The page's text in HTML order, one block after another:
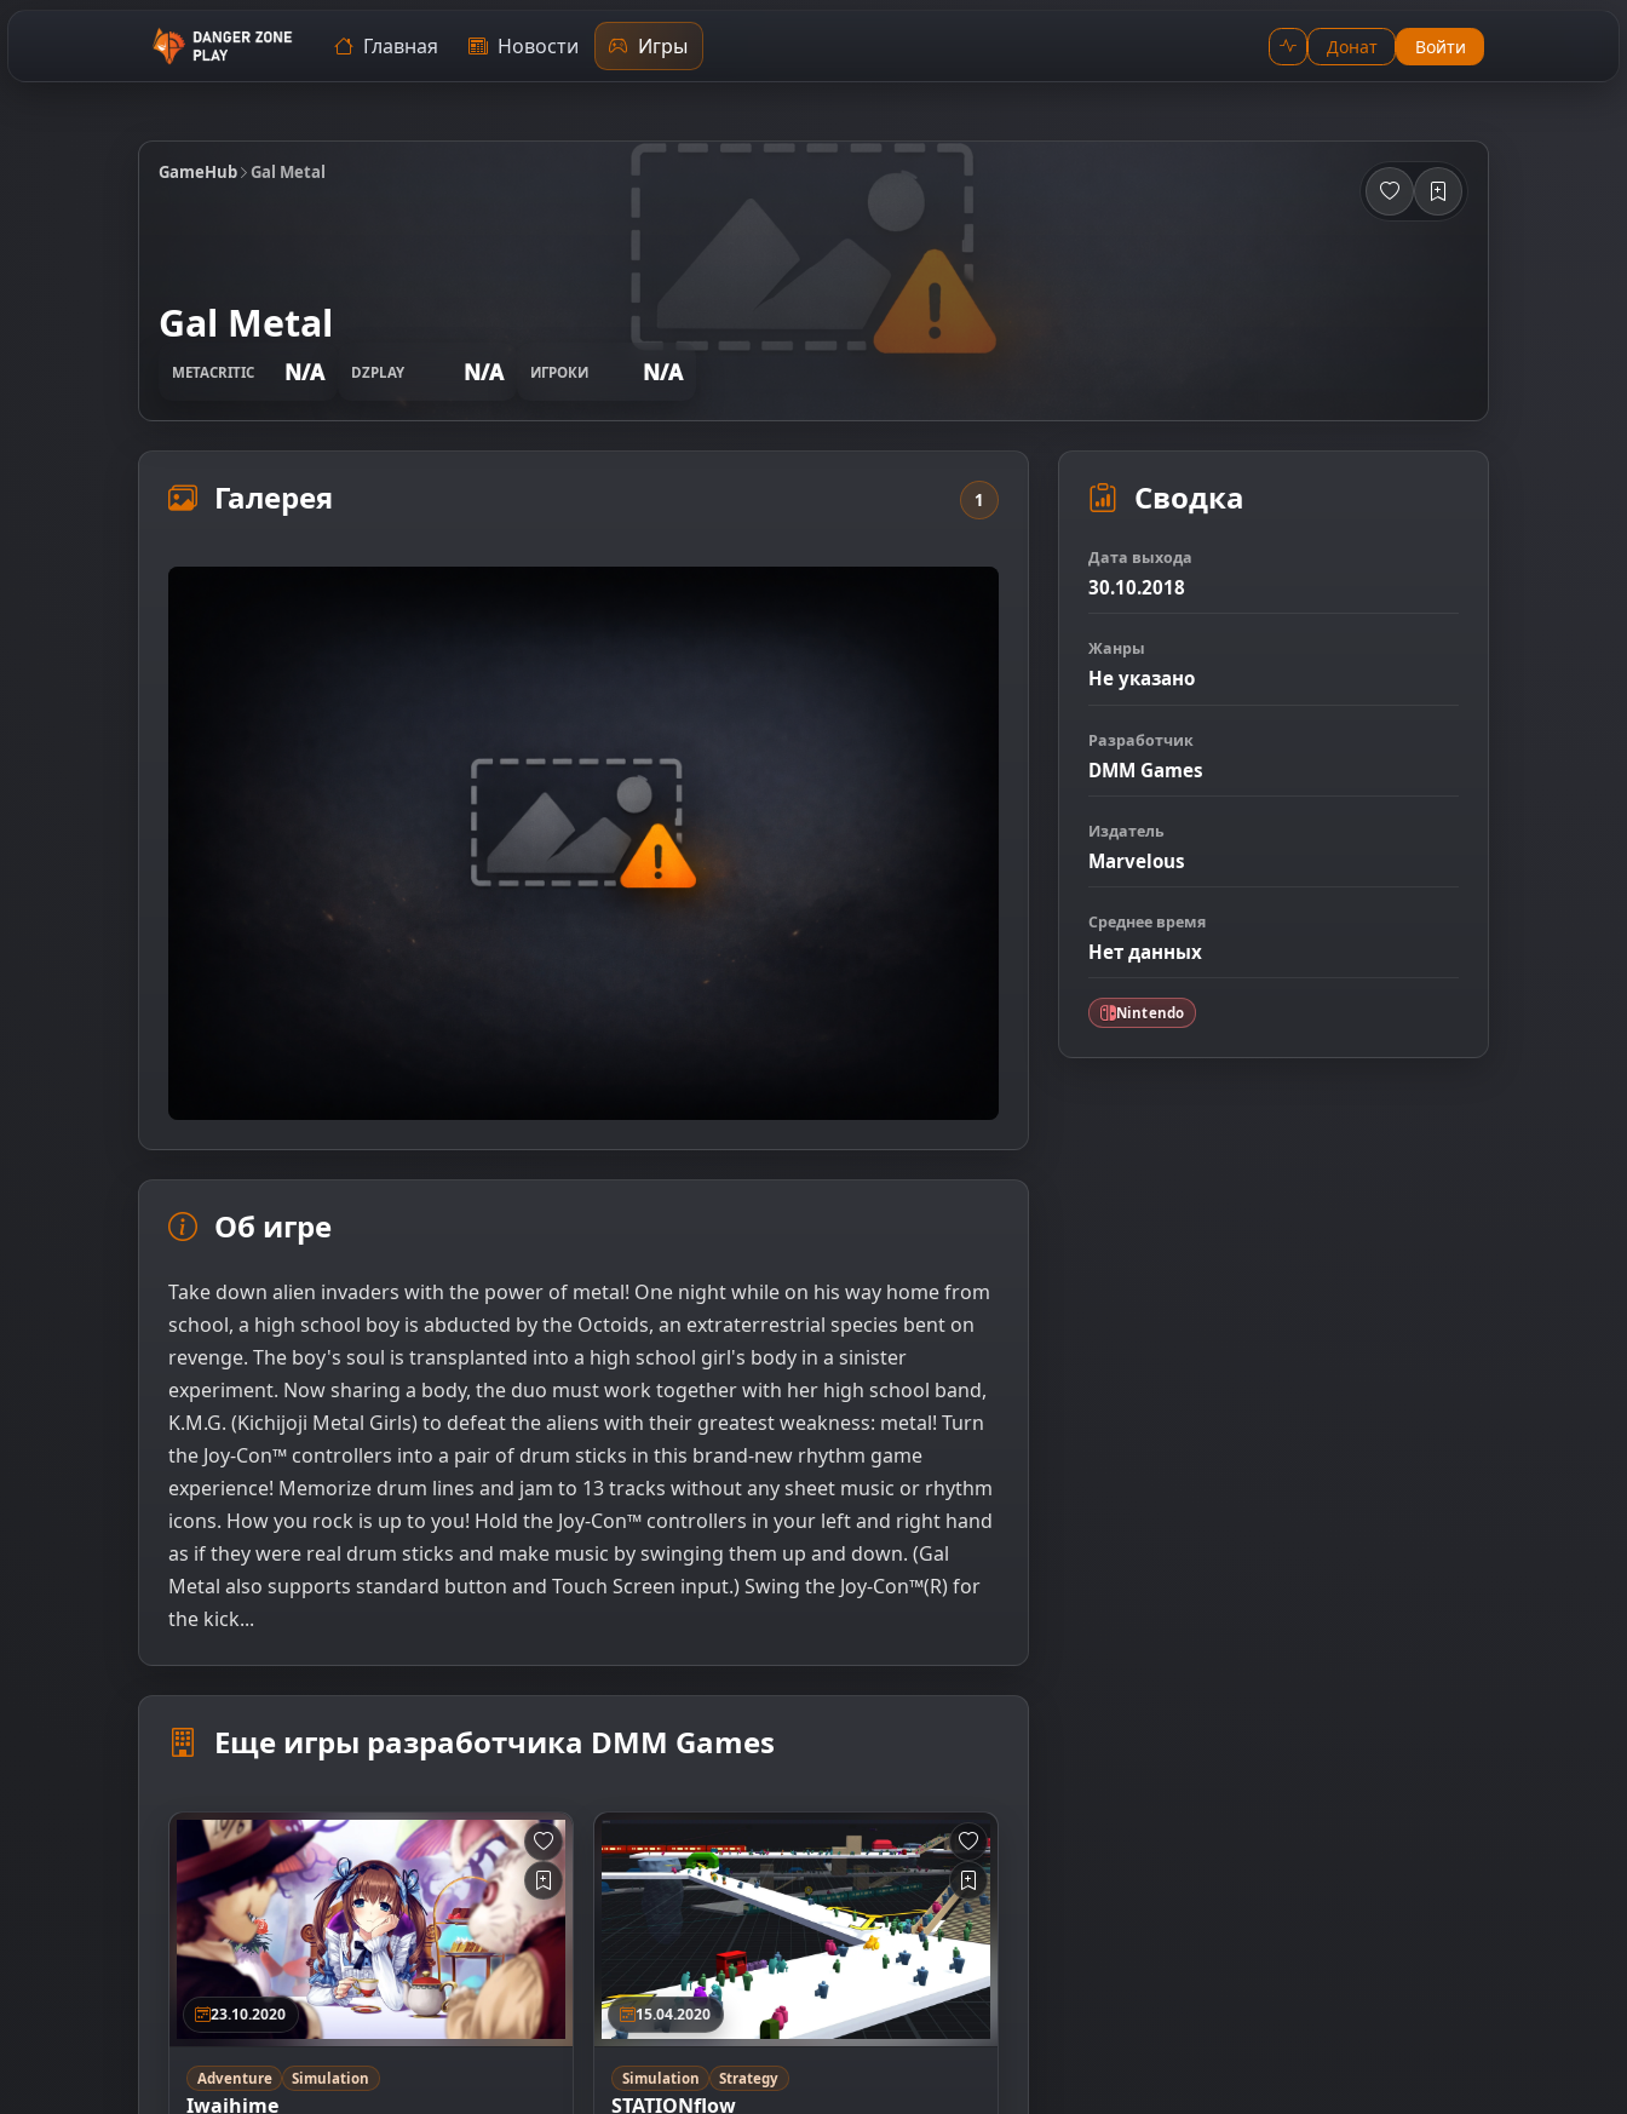
Главная Новости Игры Донат Войти
GameHub Gal Metal
Gal Metal
METACRITIC N/A DZPLAY N/A ИГРОКИ N/A
Галерея 1
Об игре
Take down alien invaders with the power of metal! One night while on his way home from
school, a high school boy is abducted by the Octoids, an extraterrestrial species bent on
revenge. The boy's soul is transplanted into a high school girl's body in a sinister
experiment. Now sharing a body, the duo must work together with her high school band,
K.M.G. (Kichijoji Metal Girls) to defeat the aliens with their greatest weakness: metal! Turn
the Joy-Con™ controllers into a pair of drum sticks in this brand-new rhythm game
experience! Memorize drum lines and jam to 13 tracks without any sheet music or rhythm
icons. How you rock is up to you! Hold the Joy-Con™ controllers in your left and right hand
as if they were real drum sticks and make music by swinging them up and down. (Gal
Metal also supports standard button and Touch Screen input.) Swing the Joy-Con™(R) for
the kick...
Еще игры разработчика DMM Games
23.10.2020
Adventure Simulation
Iwaihime
15.04.2020
Simulation Strategy
STATIONflow
Сводка
Дата выхода
30.10.2018
Жанры
Не указано
Разработчик
DMM Games
Издатель
Marvelous
Среднее время
Нет данных
Nintendo